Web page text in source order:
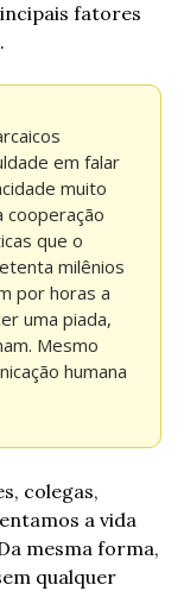
fatores
em falar
muito
cooperação
que o
milênios
por horas a
uma piada,
Mesmo
humana
colegas,
a vida
mesma forma,
qualquer